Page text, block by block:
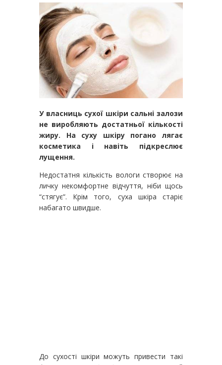
У власниць сухої шкіри сальні залози
не виробляють достатньої кількості
жиру. На суху шкіру погано лягає
косметика і навіть підкреслює
лущення.
Недостатня кількість вологи створює на
личку некомфортне відчуття, ніби щось
“стягує”. Крім того, суха шкіра старіє
набагато швидше.
До сухості шкіри можуть привести такі